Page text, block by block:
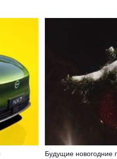
Будущие новогодние